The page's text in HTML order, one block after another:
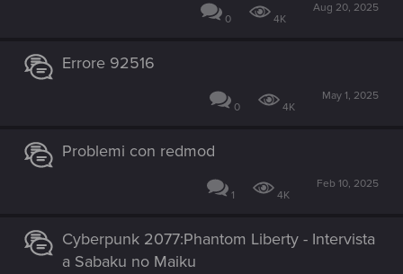
0 4K
Aug 20, 2025
Errore 92516
0 4K
May 1, 2025
Problemi con redmod
1 4K
Feb 10, 2025
Cyberpunk 2077:Phantom Liberty - Intervista
a Sabaku no Maiku